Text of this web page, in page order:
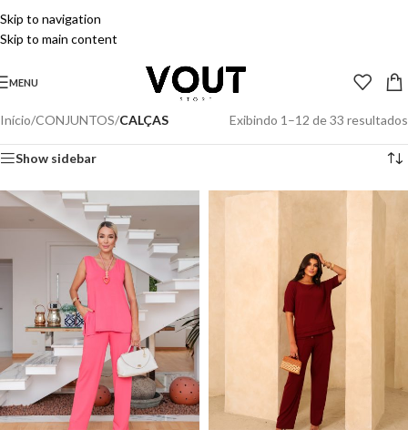
Skip to navigation
Skip to main content
MENU
Início/CONJUNTOS/CALÇAS Exibindo 1–12 de 33 resultados
Show sidebar